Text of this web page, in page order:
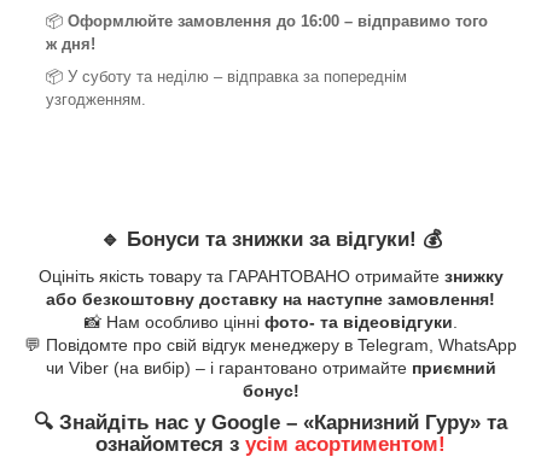
📦 Оформлюйте замовлення до 16:00 – відправимо того
ж дня!
📦 У суботу та неділю – відправка за попереднім
узгодженням.
🔹 Бонуси та знижки за відгуки! 💰
Оцініть якість товару та ГАРАНТОВАНО отримайте знижку
або безкоштовну доставку на наступне замовлення!
📸 Нам особливо цінні фото- та відеовідгуки
💬 Повідомте про свій відгук менеджеру в Telegram, WhatsApp
чи Viber (на вибір) – і гарантовано отримайте приємний
бонус!
🔍 Знайдіть нас у Google – «Карнизний Гуру» та
ознайомтеся з усім асортиментом!